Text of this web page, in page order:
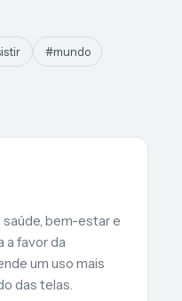
#mundo
bem-estar e
a favor da
um uso mais
das telas.